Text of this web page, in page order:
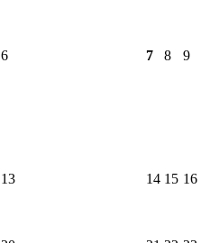
6 7 8 9
13 14 15 16